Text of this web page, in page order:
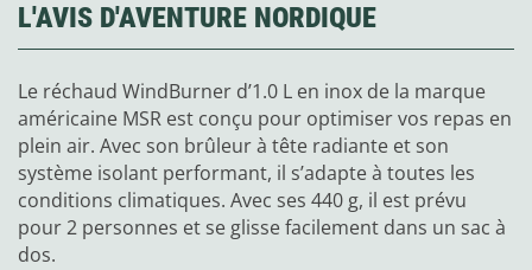
L'AVIS D'AVENTURE NORDIQUE
Le réchaud WindBurner d’1.0 L en inox de la marque
américaine MSR est conçu pour optimiser vos repas en
plein air. Avec son brûleur à tête radiante et son
système isolant performant, il s’adapte à toutes les
conditions climatiques. Avec ses 440 g, il est prévu
pour 2 personnes et se glisse facilement dans un sac à
dos.